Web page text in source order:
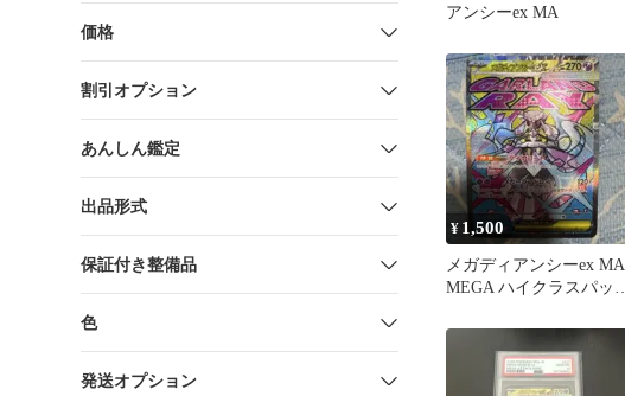
価格
割引オプション
あんしん鑑定
出品形式
保証付き整備品
色
発送オプション
アンシーex MA
¥ 1,500
メガディアンシーex MA
MEGA ハイクラスパック